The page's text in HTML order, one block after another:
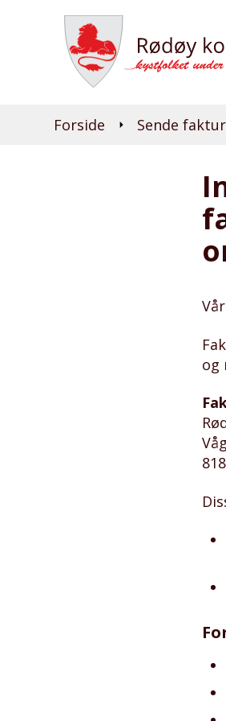
Du er her:
Forside Sende
og